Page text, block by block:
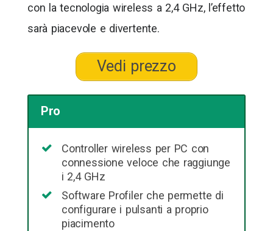
con la tecnologia wireless a 2,4 GHz, l’effetto
sarà piacevole e divertente.
Vedi prezzo
Pro
Controller wireless per PC con
connessione veloce che raggiunge
i 2,4 GHz
Software Profiler che permette di
configurare i pulsanti a proprio
piacimento